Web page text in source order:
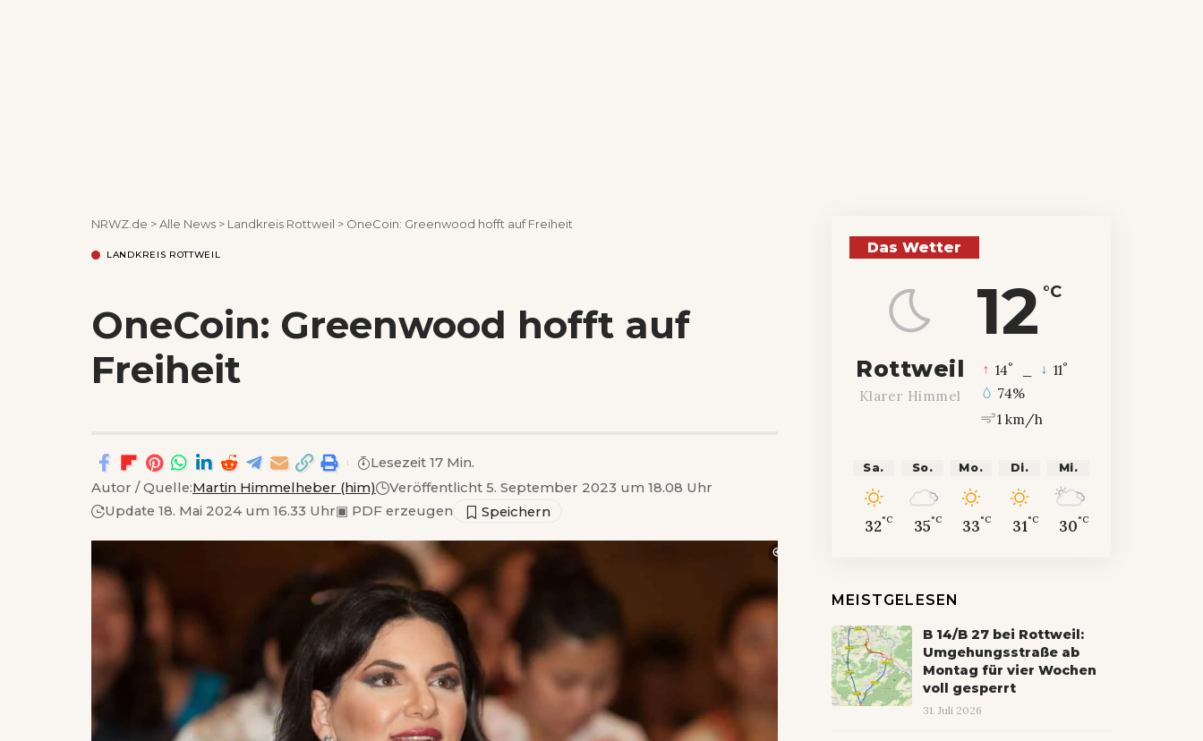
NRWZ.de >Alle News > Landkreis Rottweil > OneCoin: Greenwood hofft auf Freiheit
LANDKREIS ROTTWEIL
OneCoin: Greenwood hofft auf
Freiheit
Autor / Quelle:Martin Himmelheber (him)
Veröffentlicht 5. September 2023 um 18.08 Uhr
Update 18. Mai 2024 um 16.33 Uhr▣ PDF erzeugen
Lesezeit 17 Min.
Das Wetter
12 °C
Rottweil
Klarer Himmel
14° 11°
74%
1 km/h
Sa.
32°C
So.
35°C
Mo.
33°C
Di.
31°C
Mi.
30°C
MEISTGELESEN
B 14/B 27 bei Rottweil:
Umgehungsstraße ab
Montag für vier Wochen
voll gesperrt
31. Juli 2026